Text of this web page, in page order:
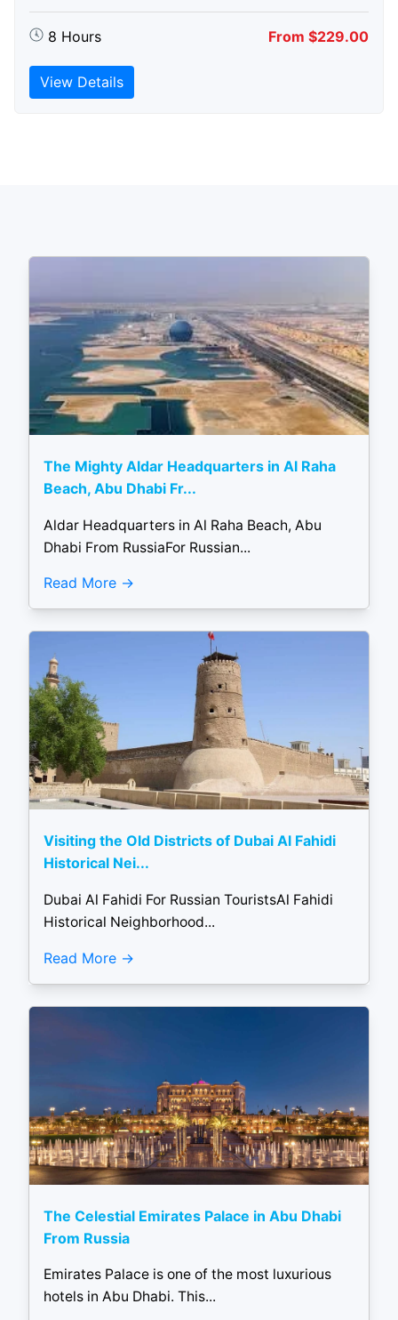
8 Hours From $229.00
View Details
The Mighty Aldar Headquarters in Al Raha
Beach, Abu Dhabi Fr...
Aldar Headquarters in Al Raha Beach, Abu
Dhabi From RussiaFor Russian...
Read More
Visiting the Old Districts of Dubai Al Fahidi
Historical Nei...
Dubai Al Fahidi For Russian TouristsAl Fahidi
Historical Neighborhood...
Read More
The Celestial Emirates Palace in Abu Dhabi
From Russia
Emirates Palace is one of the most luxurious
hotels in Abu Dhabi. This...